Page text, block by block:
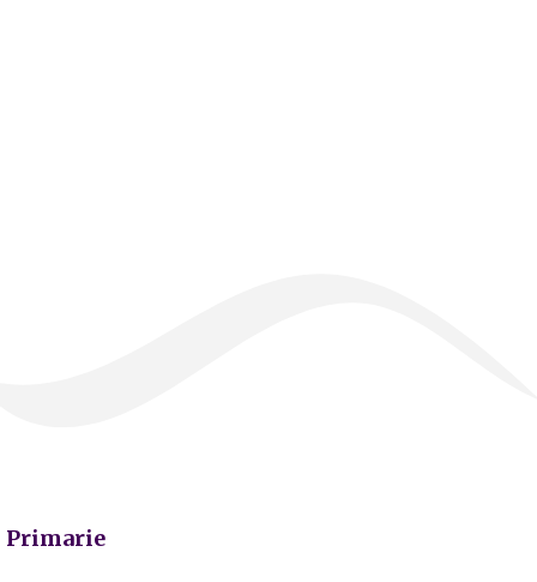
Primarie